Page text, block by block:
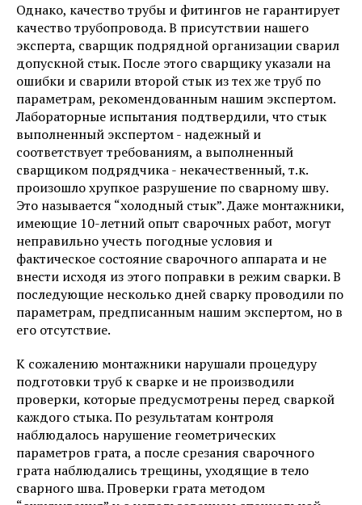
Однако, качество трубы и фитингов не гарантирует
качество трубопровода. В присутствии нашего
эксперта, сварщик подрядной организации сварил
допускной стык. После этого сварщику указали на
ошибки и сварили второй стык из тех же труб по
параметрам, рекомендованным нашим экспертом.
Лабораторные испытания подтвердили, что стык
выполненный экспертом - надежный и
соответствует требованиям, а выполненный
сварщиком подрядчика - некачественный, т.к.
произошло хрупкое разрушение по сварному шву.
Это называется “холодный стык”. Даже монтажники,
имеющие 10-летний опыт сварочных работ, могут
неправильно учесть погодные условия и
фактическое состояние сварочного аппарата и не
внести исходя из этого поправки в режим сварки. В
последующие несколько дней сварку проводили по
параметрам, предписанным нашим экспертом, но в
его отсутствие.
К сожалению монтажники нарушали процедуру
подготовки труб к сварке и не производили
проверки, которые предусмотрены перед сваркой
каждого стыка. По результатам контроля
наблюдалось нарушение геометрических
параметров грата, а после срезания сварочного
грата наблюдались трещины, уходящие в тело
сварного шва. Проверки грата методом